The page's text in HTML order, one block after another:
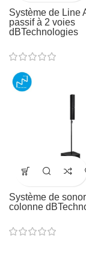
Système de Line
passif à 2 voies
dBTechnologies
Système de
colonne